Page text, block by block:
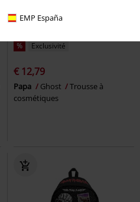
EMP España
% Exclusivité
€ 12,79
Papa Ghost
Trousse à
cosmétiques